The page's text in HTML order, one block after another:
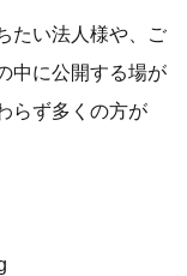
たい法人様や、ご
中に公開する場が
らず多くの方が